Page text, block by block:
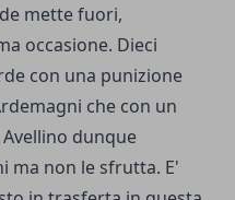
mette fuori,
occasione. Dieci
con una punizione
che con un
dunque
ma non le sfrutta. E'